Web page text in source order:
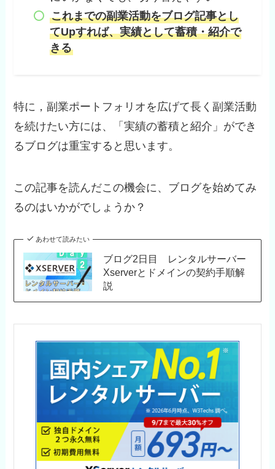
これまでの副業活動をブログ記事とし
てUpすれば、実績として蓄積・紹介で
きる
特に，副業ポートフォリオを広げて長く副業活動
を続けたい方には、「実績の蓄積と紹介」ができ
るブログは重宝すると思います。
この記事を読んだこの機会に、ブログを始めてみ
るのはいかがでしょうか？
あわせて読みたい
ブログ2日目 レンタルサーバー
Xserverとドメインの契約手順解
説